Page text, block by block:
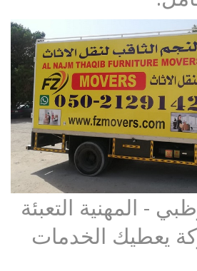
- المهنية التعبئة
يعطيك الخدمات